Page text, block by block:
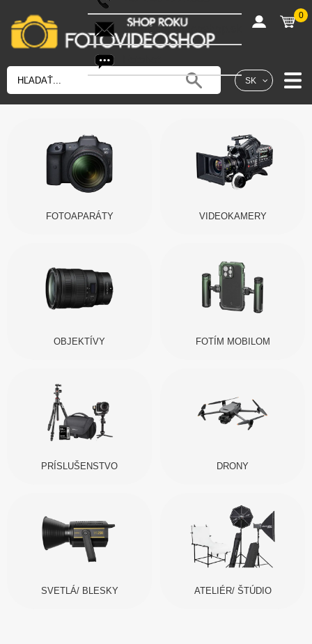
SK
shop@fotovideoshop.sk
0
FOTOAPARÁTY VIDEOKAMERY
OBJEKTÍVY FOTÍM MOBILOM
PRÍSLUŠENSTVO DRONY
SVETLÁ/ BLESKY ATELIÉR/ ŠTÚDIO